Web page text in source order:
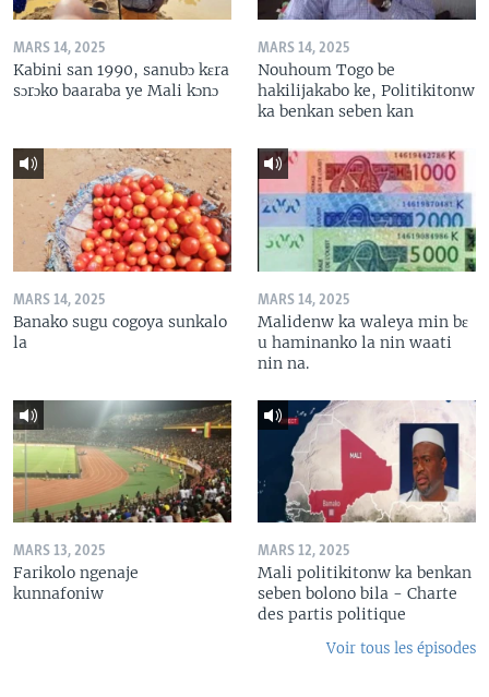
MARS 14, 2025
Kabini san 1990, sanubɔ kɛra
sɔrɔko baaraba ye Mali kɔnɔ
MARS 14, 2025
Nouhoum Togo be
hakilijakabo ke, Politikitonw
ka benkan seben kan
MARS 14, 2025
Banako sugu cogoya sunkalo
la
MARS 14, 2025
Malidenw ka waleya min bɛ
u haminanko la nin waati
nin na.
MARS 13, 2025
Farikolo ngenaje
kunnafoniw
MARS 12, 2025
Mali politikitonw ka benkan
seben bolono bila - Charte
des partis politique
Voir tous les épisodes